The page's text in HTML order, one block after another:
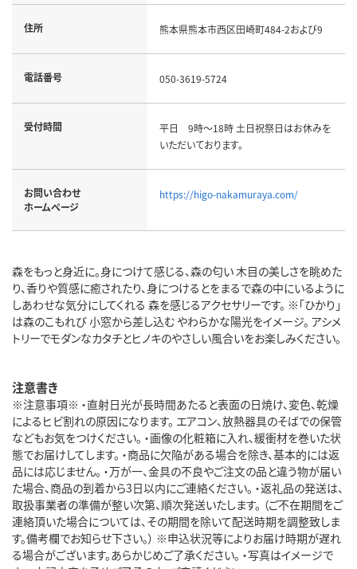
住所 熊本県熊本市西区田崎町484-2および9
電話番号 050-3619-5724
受付時間
平日 9時～18時 土日祝祭日はお休みを
いただいております。
お問い合わせ
ホームページ
https://higo-nakamuraya.com/
森をもっと身近に。身につけて感じる、森の匂い 木目の美しさを眺めた
り、香りや質感に癒されたり、身につけるとをまるで森の中にいるように
しあわせな気分にしてくれる 森を感じるアクセサリーです。 ※「ひかり」
は森のこもれび 小窓から差し込む やわらかな陽光をイメージ。 アシメ
トリーでモダンなカタチとヒノキのやさしい風合いをお楽しみください。
注意書き
※注意事項※ ・直射日光が長時間あたると表面の日焼け、変色、乾燥
によるヒビ割れの原因になります。 エアコン、放熱器具のそばでの保管
などもお気をつけください。 ・画像の化粧箱に入れ、緩衝材を巻いた状
態でお届けしてします。 ・商品に欠陥がある場合を除き、基本的には返
品には応じません。 ・万が一、金具の不良やご注文の品と違う物が届い
た場合、商品の到着から3日以内にご連絡ください。 ・返礼品の発送は、
取扱事業者の準備が整い次第、順次発送いたします。 （ご不在期間をご
連絡頂いた場合については、その期間を除いて配送時期を調整致しま
す。備考欄でお知らせ下さい。） ※申込状況等によりお届け時期が遅れ
る場合がございます。あらかじめご了承ください。 ・写真はイメージで